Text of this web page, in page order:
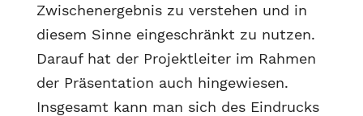
Zwischenergebnis zu verstehen und in
diesem Sinne eingeschränkt zu nutzen.
Darauf hat der Projektleiter im Rahmen
der Präsentation auch hingewiesen.
Insgesamt kann man sich des Eindrucks